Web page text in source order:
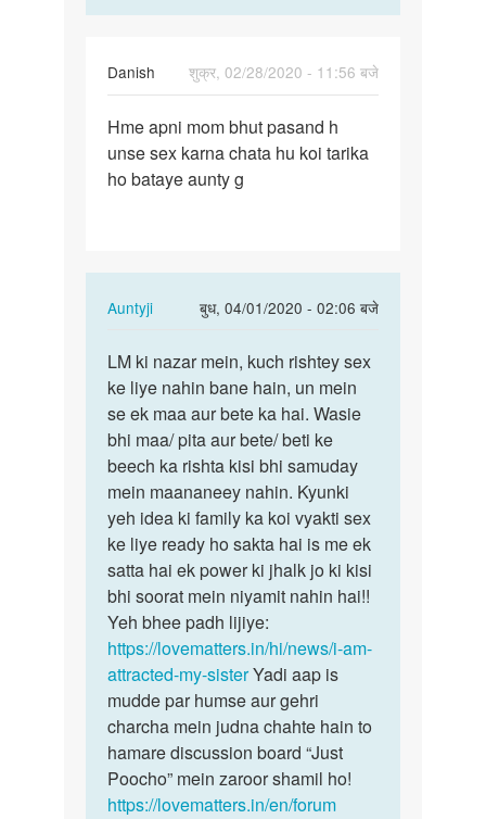
सैनी
Danish
शुक्र, 02/28/2020 - 11:56 बजे
Hme
apni
mom
Hme apni mom bhut pasand h
unse sex karna chata hu koi tarika
ho bataye aunty g
Auntyji
बुध, 04/01/2020 - 02:06 बजे
In
to
Hme
apni
mom
bhut
pasand
h…
by
Danish
LM
ki
nazar
mein,
kuch…
LM ki nazar mein, kuch rishtey sex
ke liye nahin bane hain, un mein
se ek maa aur bete ka hai. Wasie
bhi maa/ pita aur bete/ beti ke
beech ka rishta kisi bhi samuday
mein maananeey nahin. Kyunki
yeh idea ki family ka koi vyakti sex
ke liye ready ho sakta hai is me ek
satta hai ek power ki jhalk jo ki kisi
bhi soorat mein niyamit nahin hai!!
Yeh bhee padh lijiye:
https://lovematters.in/hi/news/i-am-
attracted-my-sisterYadi aap is
mudde par humse aur gehri
charcha mein judna chahte hain to
hamare discussion board “Just
Poocho” mein zaroor shamil ho!
https://lovematters.in/en/forum